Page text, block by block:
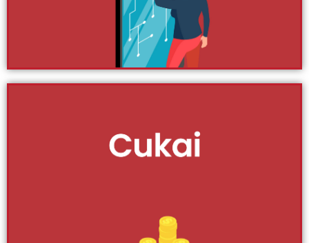
Klik Di Sini